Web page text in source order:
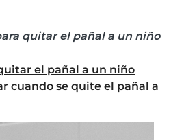
quitar el pañal a un niño
el pañal a un niño
cuando se quite el pañal a